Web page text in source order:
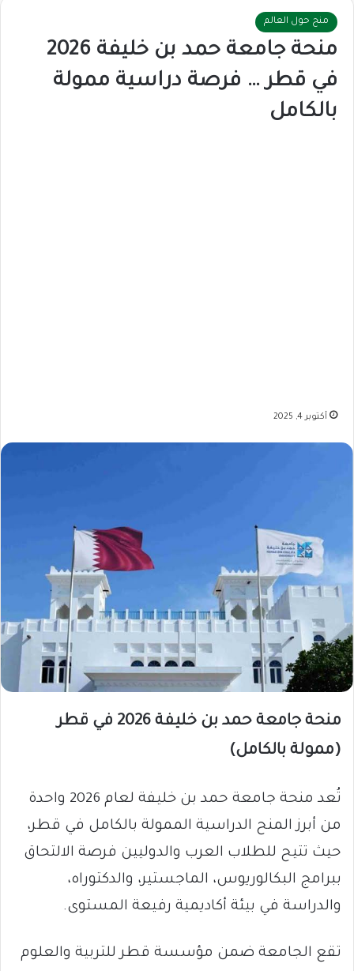
منح حول العالم
منحة جامعة حمد بن خليفة 2026
في قطر … فرصة دراسية ممولة
بالكامل
أكتوبر 4, 2025
منحة جامعة حمد بن خليفة 2026 في قطر
(ممولة بالكامل)
تُعد منحة جامعة حمد بن خليفة لعام 2026 واحدة
من أبرز المنح الدراسية الممولة بالكامل في قطر،
حيث تتيح للطلاب العرب والدوليين فرصة الالتحاق
ببرامج البكالوريوس، الماجستير، والدكتوراه،
والدراسة في بيئة أكاديمية رفيعة المستوى.
تقع الجامعة ضمن مؤسسة قطر للتربية والعلوم